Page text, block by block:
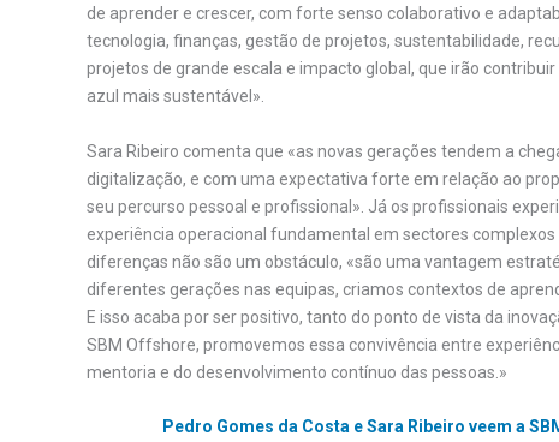
de aprender e crescer, com forte senso colaborativo e
tecnologia, finanças, gestão de projetos, sustentabilidade,
projetos de grande escala e impacto global, que irão
azul mais sustentável».
Sara Ribeiro comenta que «as novas gerações tendem a
digitalização, e com uma expectativa forte em relação ao
seu percurso pessoal e profissional». Já os profissionais
experiência operacional fundamental em sectores
diferenças não são um obstáculo, «são uma vantagem
diferentes gerações nas equipas, criamos contextos de
E isso acaba por ser positivo, tanto do ponto de vista da
SBM Offshore, promovemos essa convivência entre
mentoria e do desenvolvimento contínuo das pessoas.»
Pedro Gomes da Costa e Sara Ribeiro veem a